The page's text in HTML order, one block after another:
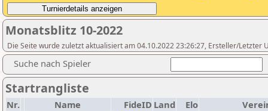
Monatsblitz 10-2022
Die Seite wurde zuletzt aktualisiert am 04.10.2022 23:26:27, Ersteller/Letzter
Suche nach Spieler
Startrangliste
Nr. Name FideID Land Elo